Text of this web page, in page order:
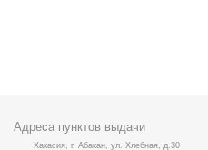
Адреса пунктов выдачи
Хакасия, г. Абакан, ул. Хлебная, д.30